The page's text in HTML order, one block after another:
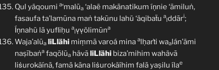
Qul yäqoumi a‘malūa ‘alaë makānatikum íṇnie ‘āmiluṅ,
fasaufa ta’lamūna maṅ takūnu lahü ‘äqibaẗu a
lddāri;
Íṇnahü lā yufliḥu a
lṿṿölimūna
Waja’alūa liLlähi miṃmā varoá mina alḥarṫi waalán’ämi
naṣībaṅa faqōlūa hävāliLlähi biza’mihim wahävā
liṡurokãínā, famā kāna liṡurokãíhim falā yaṣilu ílae